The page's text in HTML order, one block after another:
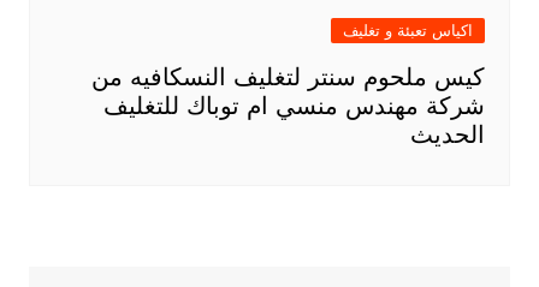
اكياس تعبئة و تغليف
كيس ملحوم سنتر لتغليف النسكافيه من
شركة مهندس منسي ام توباك للتغليف
الحديث